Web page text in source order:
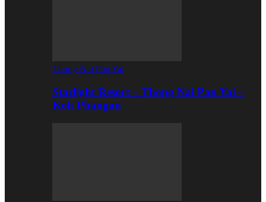
Thong Nai Pan Yai
Starlight Resort – Thong Nai Pan Yai –
Koh Phangan